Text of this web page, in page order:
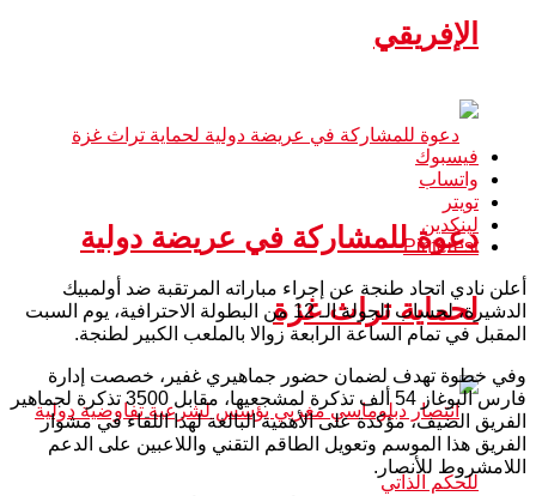
الإفريقي
دعوة للمشاركة في عريضة دولية
لحماية تراث غزة
فيسبوك
واتساب
تويتر
لينكدين
Pinterest
​أعلن نادي اتحاد طنجة عن إجراء مباراته المرتقبة ضد أولمبيك
الدشيرة، لحساب الجولة الـ 12 من البطولة الاحترافية، يوم السبت
المقبل في تمام الساعة الرابعة زوالا بالملعب الكبير لطنجة.
وفي خطوة تهدف لضمان حضور جماهيري غفير، خصصت إدارة
فارس البوغاز 54 ألف تذكرة لمشجعيها، مقابل 3500 تذكرة لجماهير
الفريق الضيف، مؤكدة على الأهمية البالغة لهذا اللقاء في مشوار
الفريق هذا الموسم وتعويل الطاقم التقني واللاعبين على الدعم
اللامشروط للأنصار.